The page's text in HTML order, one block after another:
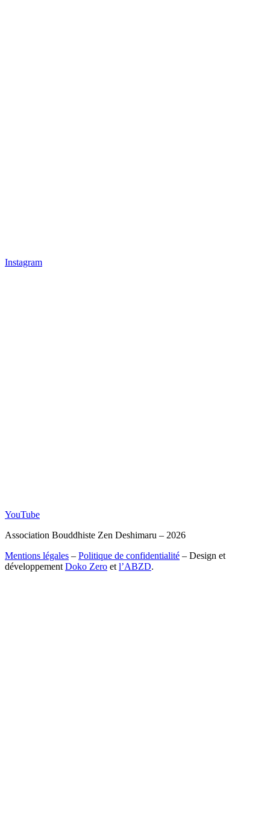
Instagram
YouTube
Association Bouddhiste Zen Deshimaru – 2026
Mentions légales – Politique de confidentialité – Design et
développement Doko Zero et l’ABZD.